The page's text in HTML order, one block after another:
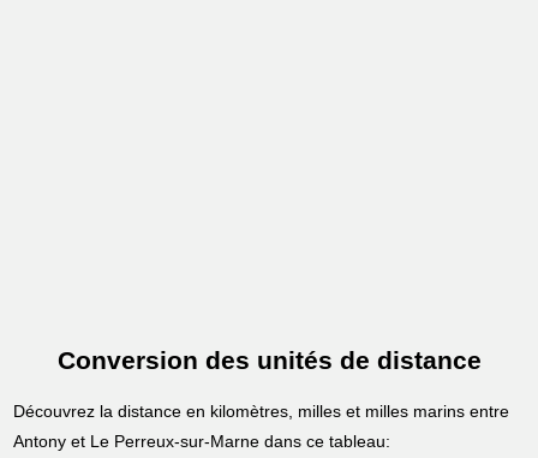
Conversion des unités de distance
Découvrez la distance en kilomètres, milles et milles marins entre
Antony et Le Perreux-sur-Marne dans ce tableau: